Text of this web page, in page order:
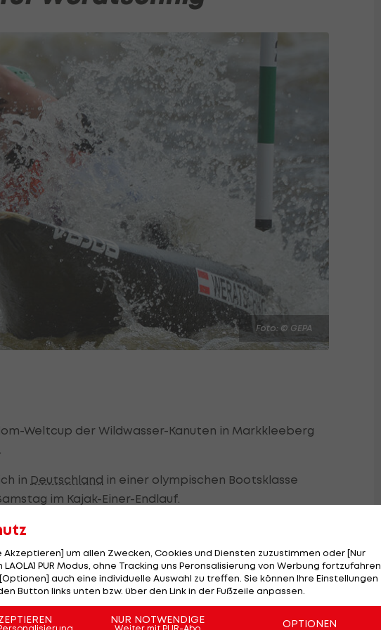
Foto: © GEPA
Weltcup der Wildwasser-Kanuten in Markkleeberg
in Deutschland in einer olympischen Bootsklasse
im Kajak-Einer-Endlauf.
der Australierin Jessica Fox souverän in das Finale
Andrea Herzog vor der Tschechin Tereza Fiserova (2
und Fox, die am Samstag den Kajak-Bewerb
Akzeptieren] um allen Zwecken, Cookies und Diensten zuzustimmen oder [Nur
PUR Modus, ohne Tracking uns Peronsalisierung von Werbung fortzufahren.
auch eine individuelle Auswahl zu treffen. Sie können Ihre Einstellungen
Button links unten bzw. über den Link in der Fußzeile anpassen.
NUR NOTWENDIGE OPTIONEN